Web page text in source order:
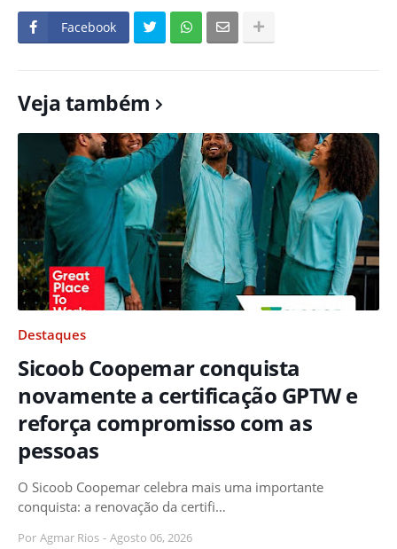
Facebook
Veja também
Destaques
Sicoob Coopemar conquista
novamente a certificação GPTW e
reforça compromisso com as
pessoas
O Sicoob Coopemar celebra mais uma importante
conquista: a renovação da certifi…
Por Agmar Rios - Agosto 06, 2026